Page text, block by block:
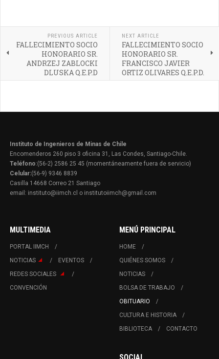
PREVIOUS ARTICLE
FALLECIMIENTO SOCIO
HONORARIO SR.
ANDRZEJ ZABLOCKI
DLUSKA Q.E.P.D
NEXT ARTICLE
FALLECIMIENTO SOCIO
HONORARIO SR.
FRANCISCO JAVIER
ORTIZ OLIVARES Q.E.P.D.
Instituto de Ingenieros de Minas de Chile
Encomenderos 260 piso 3 oficina 31, Las Condes, Santiago-Chile.
Teléfono:(56-2) 2586 25 45 (momentáneamente fuera de servicio)
Celular:(56-9) 9346 8839
Casilla 14668 Correo 21 Santiago
email: instituto@iimch.cl o institutoiimch@gmail.com
MULTIMEDIA
PORTAL IIMCH
NOTICIAS
EVENTOS
REDES SOCIALES
CONVENCIÓN
MENÚ PRINCIPAL
HOME
QUIÉNES SOMOS
NOTICIAS
BOLSA DE TRABAJO
OBITUARIO
CULTURA E HISTORIA
BIBLIOTECA
CONTACTO